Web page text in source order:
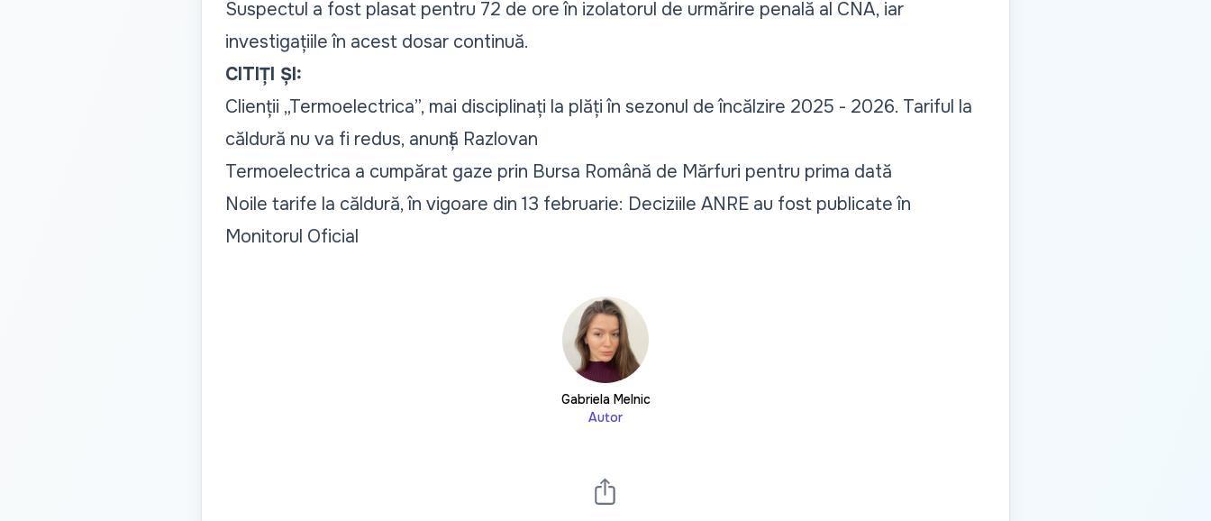
Suspectul a fost plasat pentru 72 de ore în izolatorul de urmărire penală al CNA, iar
investigațiile în acest dosar continuă.
CITIȚI ȘI:
Clienții „Termoelectrica”, mai disciplinați la plăți în sezonul de încălzire 2025 - 2026. Tariful la
căldură nu va fi redus, anunță Razlovan
Termoelectrica a cumpărat gaze prin Bursa Română de Mărfuri pentru prima dată
Noile tarife la căldură, în vigoare din 13 februarie: Deciziile ANRE au fost publicate în
Monitorul Oficial
Gabriela Melnic
Autor